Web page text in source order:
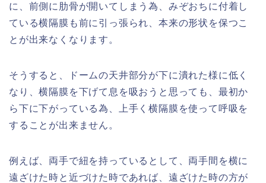
に、前側に肋骨が開いてしまう為、みぞおちに付着し
ている横隔膜も前に引っ張られ、本来の形状を保つこ
とが出来なくなります。
そうすると、ドームの天井部分が下に潰れた様に低く
なり、横隔膜を下げて息を吸おうと思っても、最初か
ら下に下がっている為、上手く横隔膜を使って呼吸を
することが出来ません。
例えば、両手で紐を持っているとして、両手間を横に
遠ざけた時と近づけた時であれば、遠ざけた時の方が